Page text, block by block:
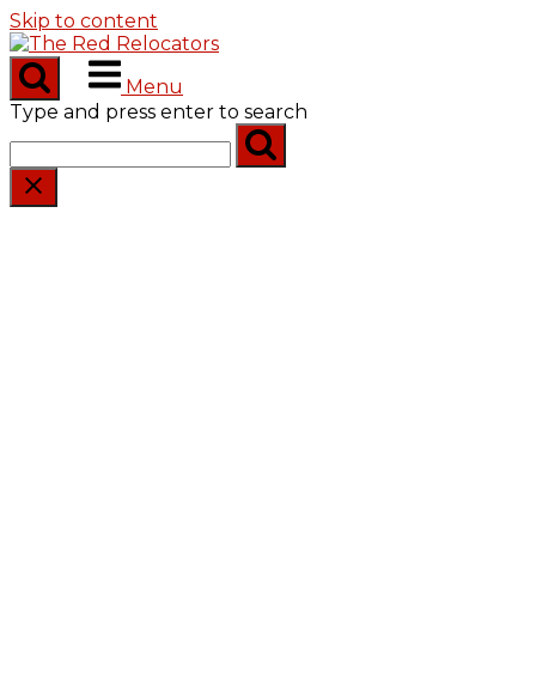
Skip to content
Menu
Type and press enter to search